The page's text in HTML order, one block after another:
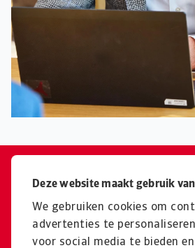
Deze website maakt gebruik
We gebruiken cookies om
advertenties te
voor social media te bieden
Het ondersteunen
klanten, groot en
activiteiten is het